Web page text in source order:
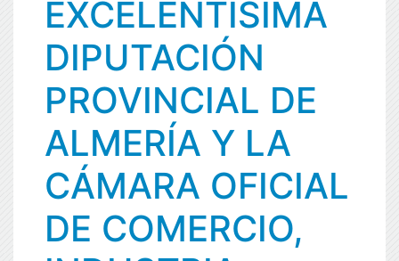
EXCELENTISIMA
DIPUTACIÓN
PROVINCIAL DE
ALMERÍA Y LA
CÁMARA OFICIAL
DE COMERCIO,